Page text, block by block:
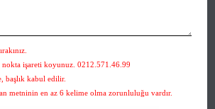
nokta işareti koyunuz. 0212.571.46.99
başlık kabul edilir.
metninin en az 6 kelime olma zorunluluğu vardır.